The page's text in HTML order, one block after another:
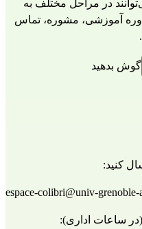
گوش بدهید
کنید:
espace-colibri@univ-grenoble-
(در ساعات اداری):